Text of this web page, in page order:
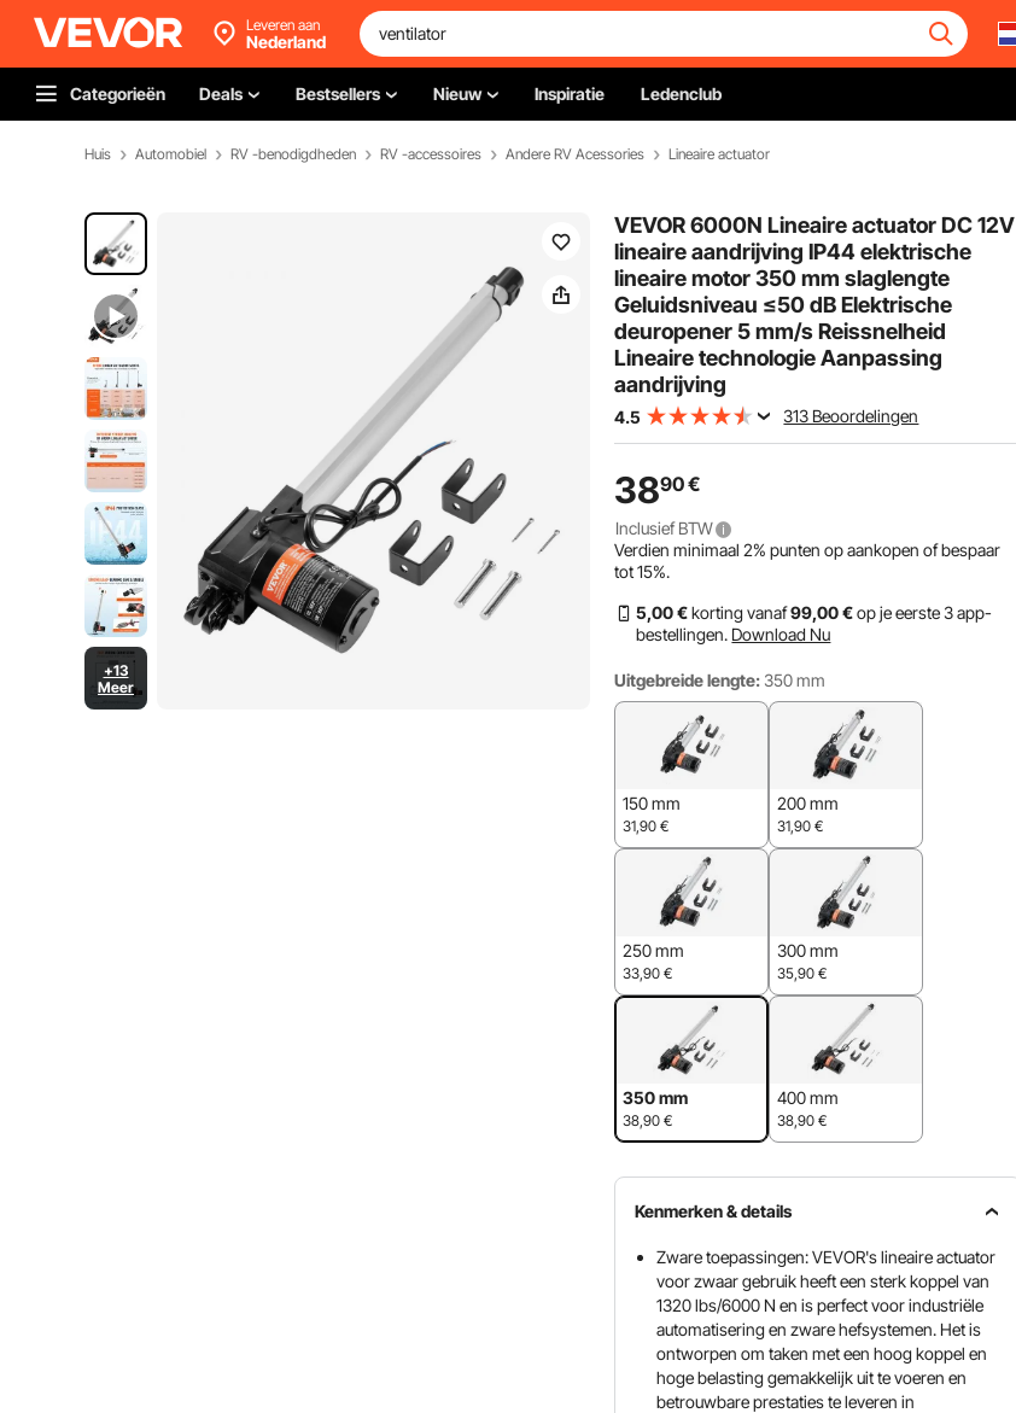
Leveren aan
Nederland
Categorieën Deals Bestsellers Nieuw Inspiratie Ledenclub
Huis Automobiel RV -benodigdheden RV -accessoires Andere RV Acessories Lineaire actuator
+13
Meer
VEVOR 6000N Lineaire actuator DC 12V
lineaire aandrijving IP44 elektrische
lineaire motor 350 mm slaglengte
Geluidsniveau ≤50 dB Elektrische
deuropener 5 mm/s Reissnelheid
Lineaire technologie Aanpassing
aandrijving
4.5 313 Beoordelingen
3890€
Inclusief BTW
Verdien minimaal2% punten op aankopen of bespaar
tot15%.
5,00 €korting vanaf99,00 €op je eerste 3 app-
bestellingen. Download Nu
Uitgebreide lengte: 350 mm
150 mm
31,90 €
200 mm
31,90 €
250 mm
33,90 €
300 mm
35,90 €
350 mm
38,90 €
400 mm
38,90 €
Kenmerken & details
Zware toepassingen: VEVOR's lineaire actuator
voor zwaar gebruik heeft een sterk koppel van
1320 lbs/6000 N en is perfect voor industriële
automatisering en zware hefsystemen. Het is
ontworpen om taken met een hoog koppel en
hoge belasting gemakkelijk uit te voeren en
betrouwbare prestaties te leveren in